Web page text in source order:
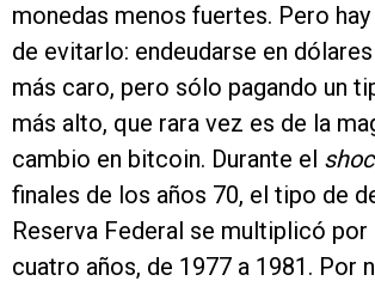
monedas menos fuertes. Pero
de evitarlo: endeudarse en
más caro, pero sólo pagando un
más alto, que rara vez es de la
cambio en bitcoin. Durante el
finales de los años 70, el tipo de
Reserva Federal se multiplicó por
cuatro años, de 1977 a 1981. Por